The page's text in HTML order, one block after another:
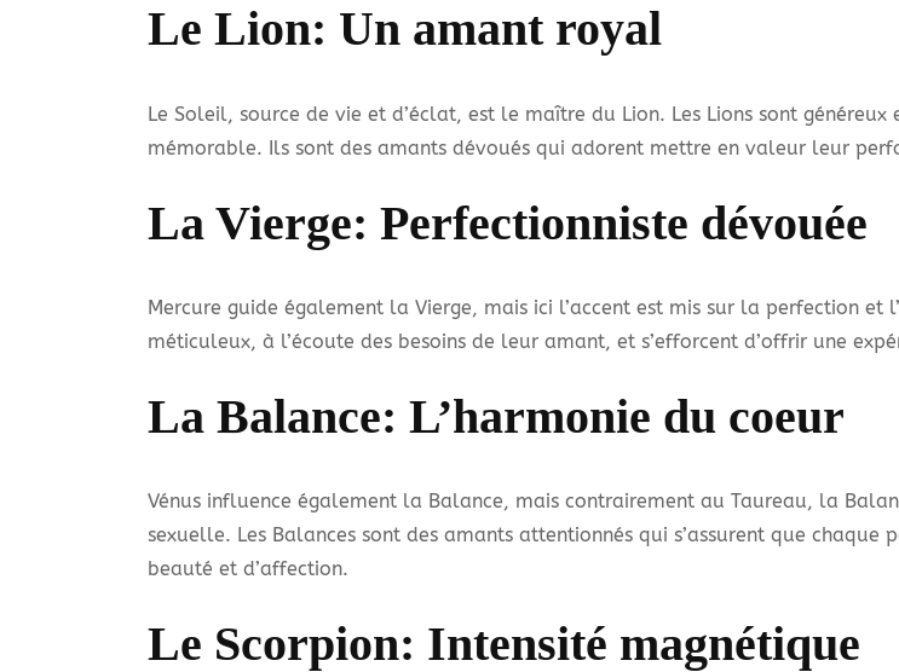
Le Lion: Un amant royal
Le Soleil, source de vie et d’éclat, est le maître du Lion. Les Lions sont
mémorable. Ils sont des amants dévoués qui adorent mettre en valeur leur
La Vierge: Perfectionniste dévouée
Mercure guide également la Vierge, mais ici l’accent est mis sur la perfection
méticuleux, à l’écoute des besoins de leur amant, et s’efforcent d’offrir une
La Balance: L’harmonie du coeur
Vénus influence également la Balance, mais contrairement au Taureau, la
sexuelle. Les Balances sont des amants attentionnés qui s’assurent que
beauté et d’affection.
Le Scorpion: Intensité magnétique